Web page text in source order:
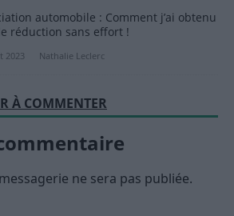
automobile : Comment j’ai obtenu
réduction sans effort !
2023 Nathalie Leclerc
À COMMENTER
ne sera pas publiée.